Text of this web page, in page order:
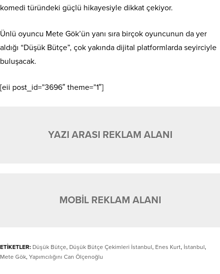
komedi türündeki güçlü hikayesiyle dikkat çekiyor.
Ünlü oyuncu Mete Gök’ün yanı sıra birçok oyuncunun da yer
aldığı “Düşük Bütçe”, çok yakında dijital platformlarda seyirciyle
buluşacak.
[eii post_id=”3696″ theme=”1″]
YAZI ARASI REKLAM ALANI
MOBİL REKLAM ALANI
ETİKETLER: Düşük Bütçe, Düşük Bütçe Çekimleri İstanbul, Enes Kurt, İstanbul,
Mete Gök, Yapımcılığını Can Ölçenoğlu